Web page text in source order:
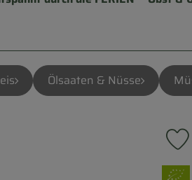
Ölsaaten & Nüsse
, Verband: